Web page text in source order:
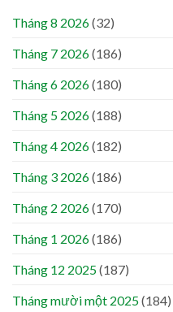
Tháng 8 2026(32)
Tháng 7 2026(186)
Tháng 6 2026(180)
Tháng 5 2026(188)
Tháng 4 2026(182)
Tháng 3 2026(186)
Tháng 2 2026(170)
Tháng 1 2026(186)
Tháng 12 2025(187)
Tháng mười một 2025(184)